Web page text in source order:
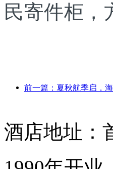
民寄件柜，
酒店地址：